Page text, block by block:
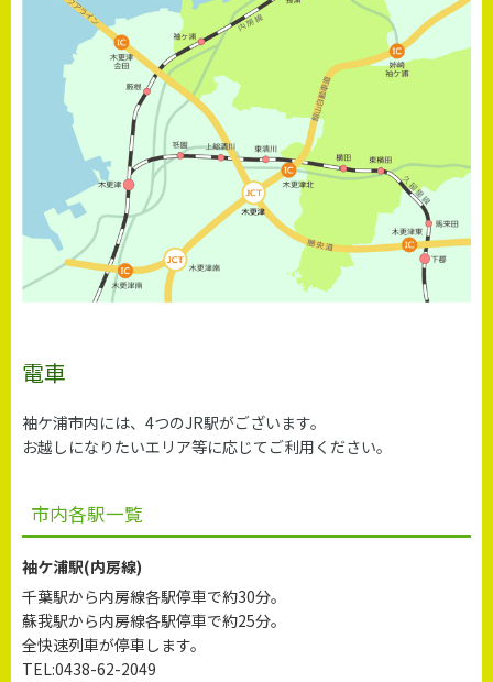
電車
袖ケ浦市内には、4つのJR駅がございます。
お越しになりたいエリア等に応じてご利用ください。
市内各駅一覧
袖ケ浦駅(内房線)
千葉駅から内房線各駅停車で約30分。
蘇我駅から内房線各駅停車で約25分。
全快速列車が停車します。
TEL:0438-62-2049